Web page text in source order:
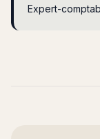
Expert-